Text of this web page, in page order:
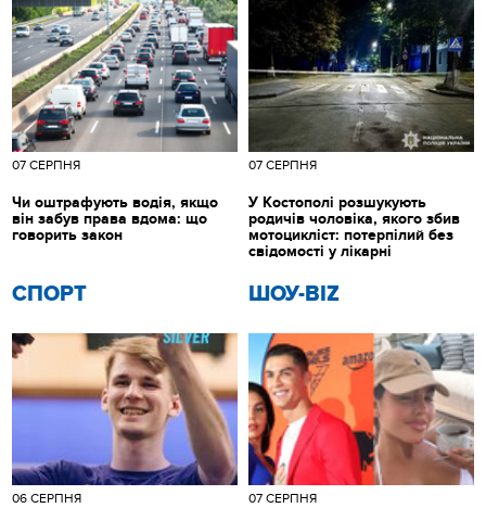
СПОРТ
06 СЕРПНЯ
ШОУ-BIZ
07 СЕРПНЯ
07 СЕРПНЯ
Чи оштрафують водія, якщо
він забув права вдома: що
говорить закон
07 СЕРПНЯ
У Костополі розшукують
родичів чоловіка, якого збив
мотоцикліст: потерпілий без
свідомості у лікарні